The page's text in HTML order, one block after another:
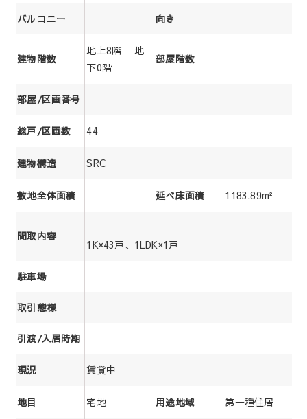
バルコニー 向き
建物階数
地上8階 地
下0階
部屋階数
部屋/区画番号
総戸/区画数 44
建物構造 SRC
敷地全体面積 延べ床面積 1183.89m²
間取内容
1K×43戸、1LDK×1戸
駐車場
取引態様
引渡/入居時期
現況 賃貸中
地目 宅地 用途地域 第一種住居